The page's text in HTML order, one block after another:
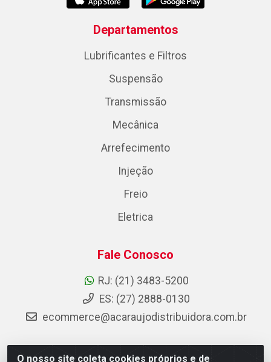
O nosso site coleta cookies próprios e de
Departamentos
Lubrificantes e Filtros
Suspensão
Transmissão
Mecânica
Arrefecimento
Injeção
Freio
Eletrica
Fale Conosco
RJ: (21) 3483-5200
ES: (27) 2888-0130
ecommerce@acaraujodistribuidora.com.br